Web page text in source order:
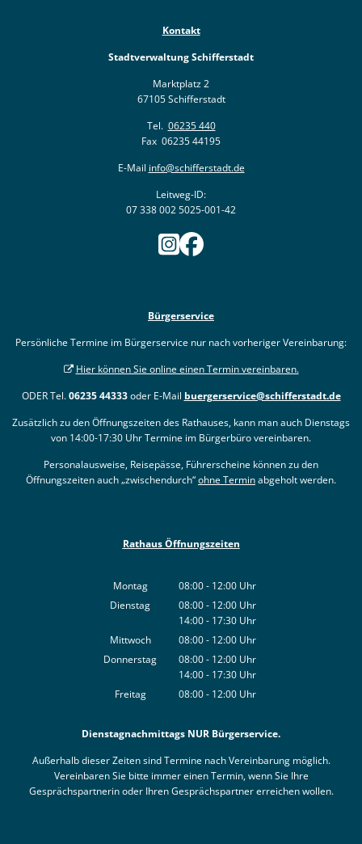
Kontakt
Stadtverwaltung Schifferstadt
Marktplatz 2
67105 Schifferstadt
Tel. 06235 440
Fax 06235 44195
E-Mail info@schifferstadt.de
Leitweg-ID:
07 338 002 5025-001-42
Bürgerservice
Persönliche Termine im Bürgerservice nur nach vorheriger Vereinbarung:
Hier können Sie online einen Termin vereinbaren.
ODER Tel.06235 44333oder E-Mail buergerservice@schifferstadt.de
Zusätzlich zu den Öffnungszeiten des Rathauses, kann man auch Dienstags
von 14:00-17:30 Uhr Termine im Bürgerbüro vereinbaren.
Personalausweise, Reisepässe, Führerscheine können zu den
Öffnungszeiten auch „zwischendurch“ohne Terminabgeholt werden.
Rathaus Öffnungszeiten
Montag 08:00- 12:00 Uhr
Von 08:00 bis 12:00 Uhr
Dienstag 08:00- 12:00 Uhr
Von 08:00 bis 12:00 Uhr
14:00- 17:30 Uhr
Von 14:00 bis 17:30 Uhr
Mittwoch 08:00- 12:00 Uhr
Von 08:00 bis 12:00 Uhr
Donnerstag 08:00- 12:00 Uhr
Von 08:00 bis 12:00 Uhr
14:00- 17:30 Uhr
Von 14:00 bis 17:30 Uhr
Freitag 08:00- 12:00 Uhr
Dienstagnachmittags NUR Bürgerservice.
Außerhalb dieser Zeiten sind Termine nach Vereinbarung möglich.
Vereinbaren Sie bitte immer einen Termin, wenn Sie Ihre
Gesprächspartnerin oder Ihren Gesprächspartner erreichen wollen.